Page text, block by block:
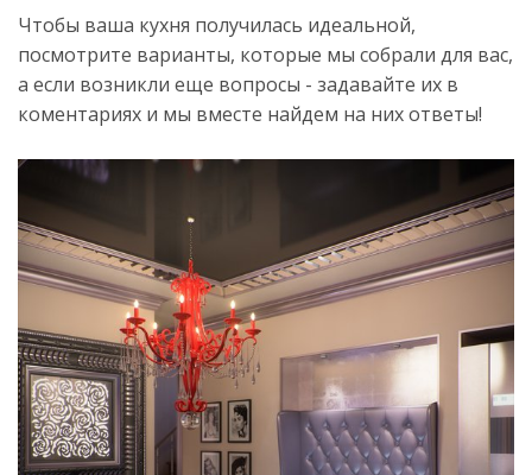
Чтобы ваша кухня получилась идеальной,
посмотрите варианты, которые мы собрали для вас,
а если возникли еще вопросы - задавайте их в
коментариях и мы вместе найдем на них ответы!